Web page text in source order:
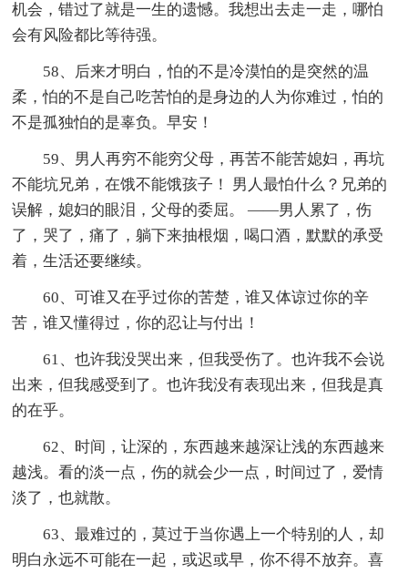
机会，错过了就是一生的遗憾。我想出去走一走，哪怕
会有风险都比等待强。
58、后来才明白，怕的不是冷漠怕的是突然的温
柔，怕的不是自己吃苦怕的是身边的人为你难过，怕的
不是孤独怕的是辜负。早安！
59、男人再穷不能穷父母，再苦不能苦媳妇，再坑
不能坑兄弟，在饿不能饿孩子！ 男人最怕什么？兄弟的
误解，媳妇的眼泪，父母的委屈。 ——男人累了，伤
了，哭了，痛了，躺下来抽根烟，喝口酒，默默的承受
着，生活还要继续。
60、可谁又在乎过你的苦楚，谁又体谅过你的辛
苦，谁又懂得过，你的忍让与付出！
61、也许我没哭出来，但我受伤了。也许我不会说
出来，但我感受到了。也许我没有表现出来，但我是真
的在乎。
62、时间，让深的，东西越来越深让浅的东西越来
越浅。看的淡一点，伤的就会少一点，时间过了，爱情
淡了，也就散。
63、最难过的，莫过于当你遇上一个特别的人，却
明白永远不可能在一起，或迟或早，你不得不放弃。喜